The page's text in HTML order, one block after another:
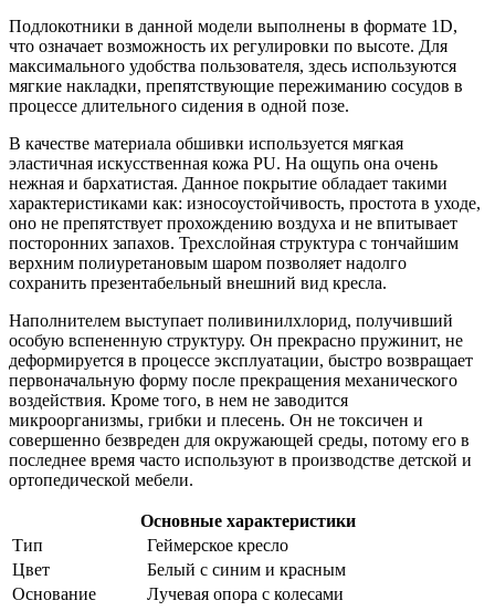
Подлокотники в данной модели выполнены в формате 1D,
что означает возможность их регулировки по высоте. Для
максимального удобства пользователя, здесь используются
мягкие накладки, препятствующие пережиманию сосудов в
процессе длительного сидения в одной позе.
В качестве материала обшивки используется мягкая
эластичная искусственная кожа PU. На ощупь она очень
нежная и бархатистая. Данное покрытие обладает такими
характеристиками как: износоустойчивость, простота в уходе,
оно не препятствует прохождению воздуха и не впитывает
посторонних запахов. Трехслойная структура с тончайшим
верхним полиуретановым шаром позволяет надолго
сохранить презентабельный внешний вид кресла.
Наполнителем выступает поливинилхлорид, получивший
особую вспененную структуру. Он прекрасно пружинит, не
деформируется в процессе эксплуатации, быстро возвращает
первоначальную форму после прекращения механического
воздействия. Кроме того, в нем не заводится
микроорганизмы, грибки и плесень. Он не токсичен и
совершенно безвреден для окружающей среды, потому его в
последнее время часто используют в производстве детской и
ортопедической мебели.
Основные характеристики
Тип
Геймерское кресло
Цвет
Белый с синим и красным
Основание
Лучевая опора с колесами